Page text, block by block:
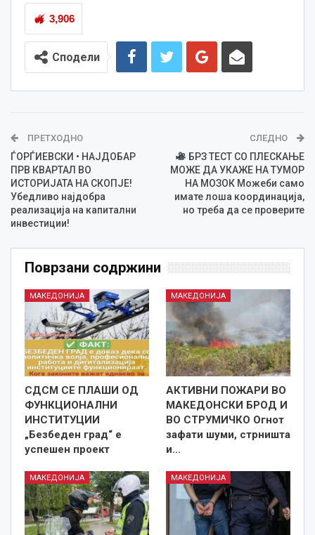
3,906
Сподели
ПРЕТХОДНО
ЃОРЃИЕВСКИ • НАЈДОБАР
ПРВ КВАРТАЛ ВО
ИСТОРИЈАТА НА СКОПЈЕ!
Убедливо најдобра
реализација на капитални
инвестиции!
СЛЕДНО
БРЗ ТЕСТ СО ПЛЕСКАЊЕ
МОЖЕ ДА УКАЖЕ НА ТУМОР
НА МОЗОК Можеби само
имате лоша координација,
но треба да се проверите
Поврзани содржини
МАКЕДОНИЈА
СДСМ СЕ ПЛАШИ ОД
ФУНКЦИОНАЛНИ
ИНСТИТУЦИИ
„Безбеден град“ е
успешен проект
МАКЕДОНИЈА
АКТИВНИ ПОЖАРИ ВО
МАКЕДОНСКИ БРОД И
ВО СТРУМИЧКО Огнот
зафати шуми, стрништа
и…
МАКЕДОНИЈА МАКЕДОНИЈА